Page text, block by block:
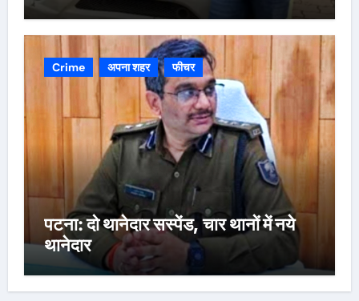
Crime अपना शहर फीचर
पटना: दो थानेदार सस्पेंड, चार थानों में नये
थानेदार